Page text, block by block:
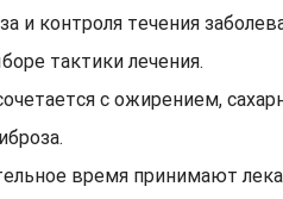
и контроля течения
тактики лечения.
с ожирением,
время принимают